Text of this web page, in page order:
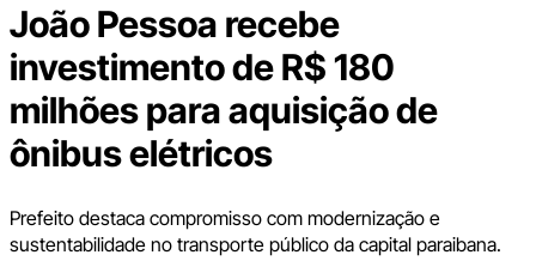
João Pessoa recebe
investimento de R$ 180
milhões para aquisição de
ônibus elétricos
Prefeito destaca compromisso com modernização e
sustentabilidade no transporte público da capital paraibana.